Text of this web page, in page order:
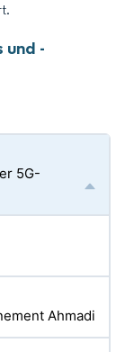
und -
5G-
Ahmadi